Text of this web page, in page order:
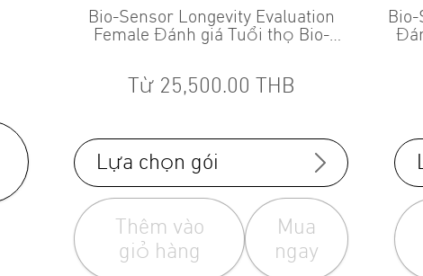
Bio-Sensor Longevity Evaluation
Female Đánh giá Tuổi thọ Bio-
Từ 25,500.00 THB
Lựa chọn gói
Thêm vào
giỏ hàng
Mua
ngay